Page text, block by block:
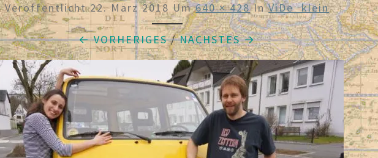
Veröffentlicht22. März 2018 Um640 × 428InViDe_klein
← VORHERIGES/NÄCHSTES →